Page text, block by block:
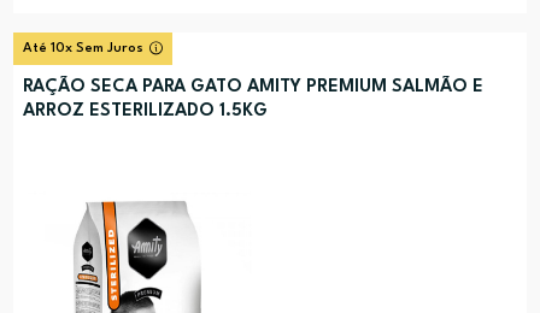
Até 10x Sem Juros
RAÇÃO SECA PARA GATO AMITY PREMIUM SALMÃO E
ARROZ ESTERILIZADO 1.5KG